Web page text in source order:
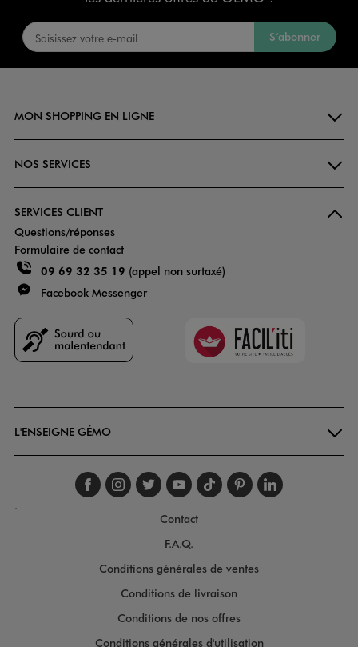
S’abonner
MON SHOPPING EN LIGNE
NOS SERVICES
SERVICES CLIENT
Questions/réponses
Formulaire de contact
09 69 32 35 19 (appel non surtaxé)
Facebook Messenger
Faciliti
L'ENSEIGNE GÉMO
Suivez-nous sur
Suivez-nous sur
Suivez-nous sur
Suivez-nous
Suivez-nous
Suivez-
.
Contact
F.A.Q.
Conditions générales de ventes
Conditions de livraison
Conditions de nos offres
Conditions générales d'utilisation